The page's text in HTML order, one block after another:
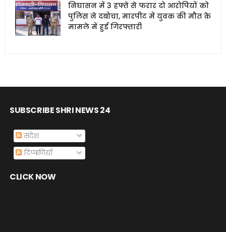
निघासन में 3 हफ्ते से फरार दो आरोपियों को
पुलिस ने दबोचा, मारपीट में युवक की मौत के
मामले में हुई गिरफ्तारी
SUBSCRIBE SHRI NEWS 24
संदेश
टिप्पणियाँ
CLICK NOW